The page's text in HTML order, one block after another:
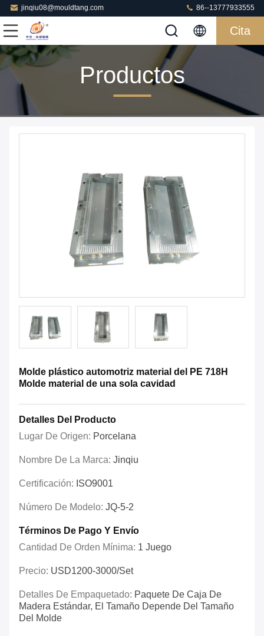
jinqiu08@mouldtang.com 86--13777933555
Cita
Productos
Molde plástico automotriz material del PE 718H
Molde material de una sola cavidad
Detalles Del Producto
Lugar De Origen: Porcelana
Nombre De La Marca: Jinqiu
Certificación: ISO9001
Número De Modelo: JQ-5-2
Términos De Pago Y Envío
Cantidad De Orden Mínima: 1 Juego
Precio: USD1200-3000/set
Detalles De Empaquetado: Paquete De Caja De
Madera Estándar, El Tamaño Depende Del Tamaño
Del Molde